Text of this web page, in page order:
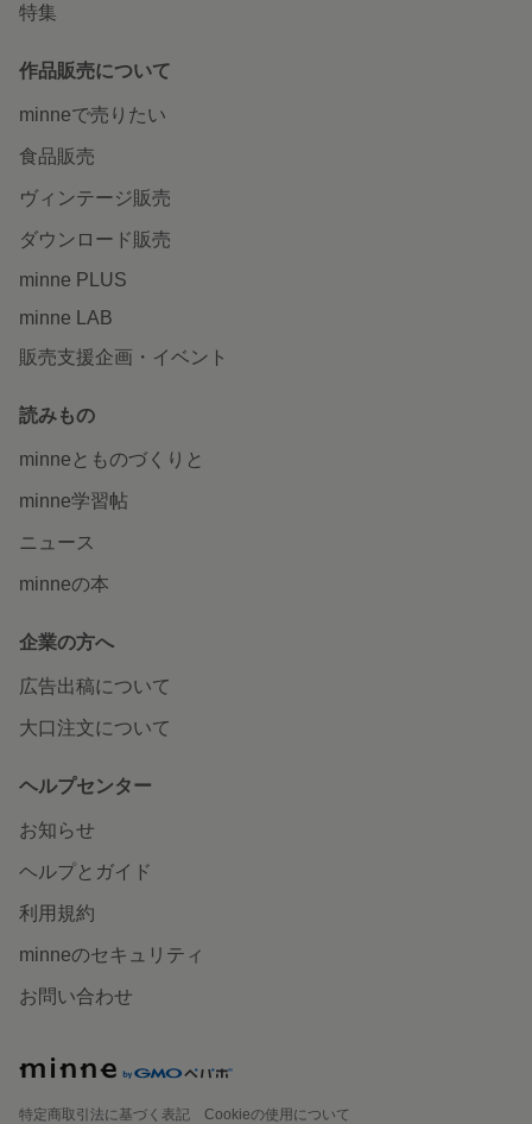
特集
作品販売について
minneで売りたい
食品販売
ヴィンテージ販売
ダウンロード販売
minne PLUS
minne LAB
販売支援企画・イベント
読みもの
minneとものづくりと
minne学習帖
ニュース
minneの本
企業の方へ
広告出稿について
大口注文について
ヘルプセンター
お知らせ
ヘルプとガイド
利用規約
minneのセキュリティ
お問い合わせ
特定商取引法に基づく表記
Cookieの使用について